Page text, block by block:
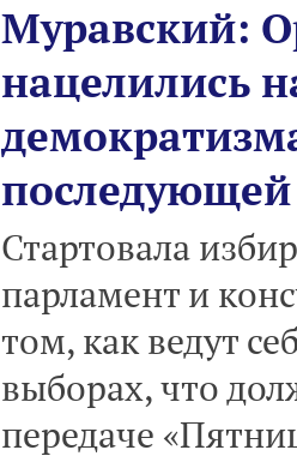
Муравский:
нацелились
Стартовала
парламент и
том, как ведут
выборах, что
передаче